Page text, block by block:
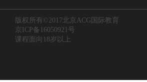
版权所有©2017北京ACG国际教育
京ICP备16050921号
课程面向18岁以上